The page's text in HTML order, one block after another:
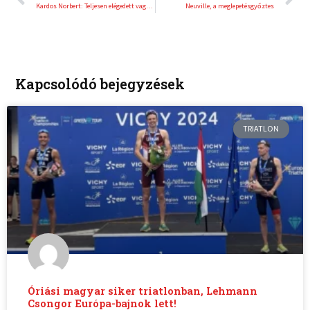
Kardos Norbert: Teljesen elégedett vagyok Neuville, a meglepetésgyőztes
Kapcsolódó bejegyzések
TRIATLON
Óriási magyar siker triatlonban, Lehmann
Csongor Európa-bajnok lett!